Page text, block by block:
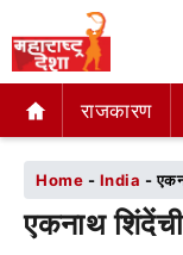
राजकारण
राजकारण
Home - India -
एकनाथ